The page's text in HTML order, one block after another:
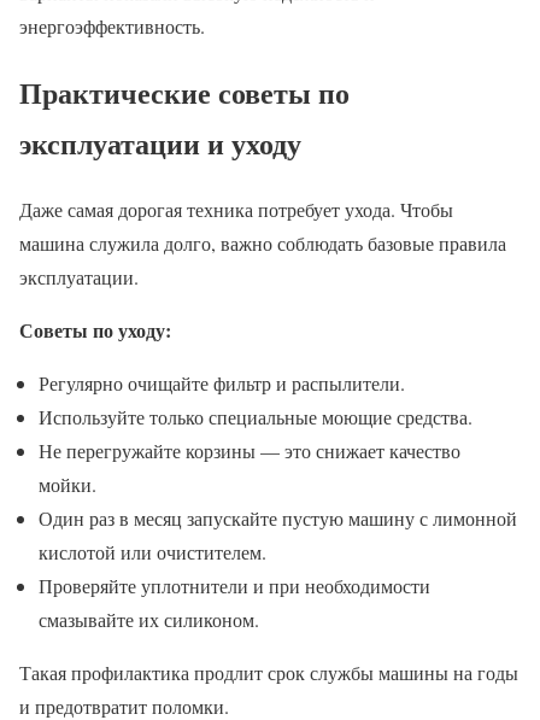
энергоэффективность.
Практические советы по
эксплуатации и уходу
Даже самая дорогая техника потребует ухода. Чтобы
машина служила долго, важно соблюдать базовые правила
эксплуатации.
Советы по уходу:
Регулярно очищайте фильтр и распылители.
Используйте только специальные моющие средства.
Не перегружайте корзины — это снижает качество
мойки.
Один раз в месяц запускайте пустую машину с лимонной
кислотой или очистителем.
Проверяйте уплотнители и при необходимости
смазывайте их силиконом.
Такая профилактика продлит срок службы машины на годы
и предотвратит поломки.